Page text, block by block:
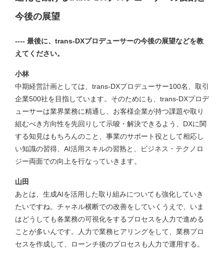
今後の展望
---- 最後に、trans-DXプロデューサーの今後の展望などを教
えてください。
小林
中期経営計画としては、trans-DXプロデューサー100名、取引
企業500社を目指しています。そのためにも、trans-DXプロデ
ューサーは業界業務に精通し、お客様企業が持つ課題や取り
組むべき方向性を先回りして示唆・解決できるよう、DXに関
する知見はもちろんのこと、事業のサポート役として相応し
い知識の習得、AI活用スキルの習熟と、ビジネス・テクノロ
ジー両面での向上を行なっていきます。
山田
あとは、生成AIを活用した取り組みについても強化していき
たいですね。チャネル横断での改善をしていくうえで、いま
はどうしても各業務の可視化をするプロセスを人力で進める
ことが多いんです。人力で業務ヒアリングをして、業務プロ
セスを作成して、ローンチ後のプロセスも人力で運用する。